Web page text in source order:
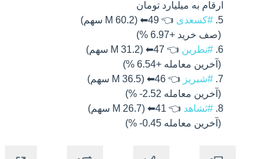
5. #کسعدی
6. #نطرین
7. #شبریز
8. #ثشاهد